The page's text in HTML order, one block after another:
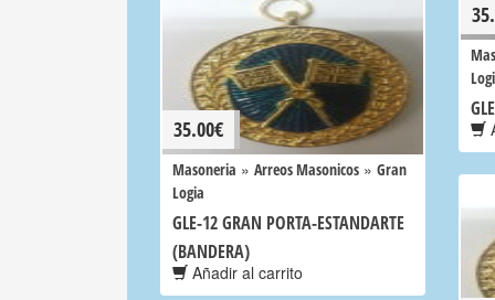
35.00€
Masoneria » Arreos Masonicos » Gran
Logia
GLE-12 GRAN PORTA-ESTANDARTE
(BANDERA)
Añadir al carrito